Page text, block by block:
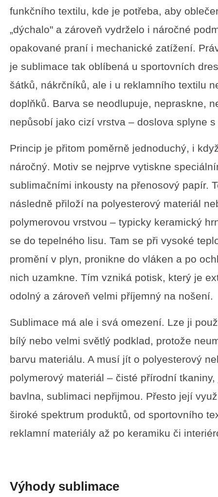
funkčního textilu, kde je potřeba, aby
„dýchalo" a zároveň vydrželo i náročné
opakované praní i mechanické zatížení.
je sublimace tak oblíbená u sportovních
šátků, nákrčníků, ale i u reklamního textilu
doplňků. Barva se neodlupuje, nepraskne,
nepůsobí jako cizí vrstva – doslova splyne
Princip je přitom poměrně jednoduchý, i
náročný. Motiv se nejprve vytiskne
sublimačními inkousty na přenosový papír.
následně přiloží na polyesterový materiál
polymerovou vrstvou – typicky keramický
se do tepelného lisu. Tam se při vysoké
promění v plyn, pronikne do vláken a po
nich uzamkne. Tím vzniká potisk, který je
odolný a zároveň velmi příjemný na nošení.
Sublimace má ale i svá omezení. Lze ji
bílý nebo velmi světlý podklad, protože
barvu materiálu. A musí jít o polyesterový
polymerový materiál – čisté přírodní tkaniny,
bavlna, sublimaci nepřijmou. Přesto její
široké spektrum produktů, od sportovního
reklamní materiály až po keramiku či
Výhody sublimace